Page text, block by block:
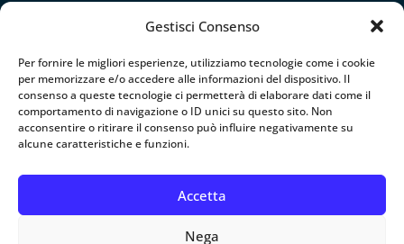
Gestisci Consenso
Per fornire le migliori esperienze, utilizziamo tecnologie come i cookie
per memorizzare e/o accedere alle informazioni del dispositivo. Il
consenso a queste tecnologie ci permetterà di elaborare dati come il
comportamento di navigazione o ID unici su questo sito. Non
acconsentire o ritirare il consenso può influire negativamente su
alcune caratteristiche e funzioni.
Accetta
Nega
Lo Studio di Napoli
Contatti
Seguimi